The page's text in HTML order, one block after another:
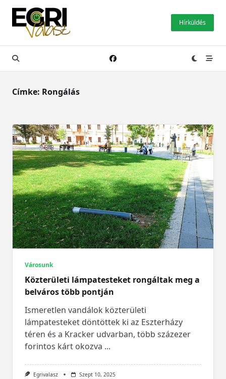
Skip
content
Hírküldés
Címke: Rongálás
Városunk
Közterületi lámpatesteket rongáltak meg a
belváros több pontján
Ismeretlen vandálok közterületi
lámpatesteket döntöttek ki az Eszterházy
téren és a Kracker udvarban, több százezer
forintos kárt okozva ...
Egrivalasz Szept 10, 2025